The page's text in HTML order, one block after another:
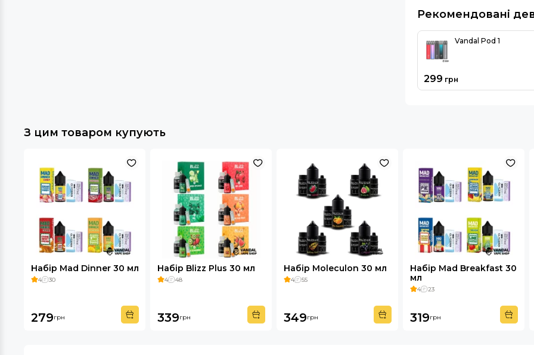
Рекомендовані
Vandal Pod 1
299 грн
З цим товаром купують
Набір Mad Dinner 30 мл
4 30
279грн
Набір Blizz Plus 30 мл
4 48
339грн
Набір Moleculon 30 мл
4 55
349грн
Набір Mad Breakfast 30
мл
4 23
319грн